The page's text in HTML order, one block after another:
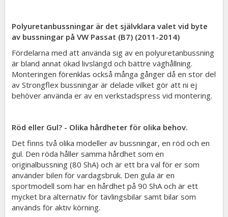
Polyuretanbussningar är det självklara valet vid byte
av bussningar på VW Passat (B7) (2011-2014)
Fördelarna med att använda sig av en polyuretanbussning
är bland annat ökad livslängd och bättre väghållning.
Monteringen förenklas också många gånger då en stor del
av Strongflex bussningar är delade vilket gör att ni ej
behöver använda er av en verkstadspress vid montering.
Röd eller Gul? - Olika hårdheter för olika behov.
Det finns två olika modeller av bussningar, en röd och en
gul. Den röda håller samma hårdhet som en
originalbussning (80 ShA) och är ett bra val för er som
använder bilen för vardagsbruk. Den gula är en
sportmodell som har en hårdhet på 90 ShA och är ett
mycket bra alternativ för tävlingsbilar samt bilar som
används för aktiv körning.